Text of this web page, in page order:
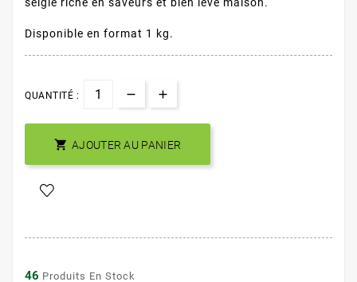
Disponible en format 1 kg.
QUANTITÉ :
 AJOUTER AU PANIER
46 Produits En Stock